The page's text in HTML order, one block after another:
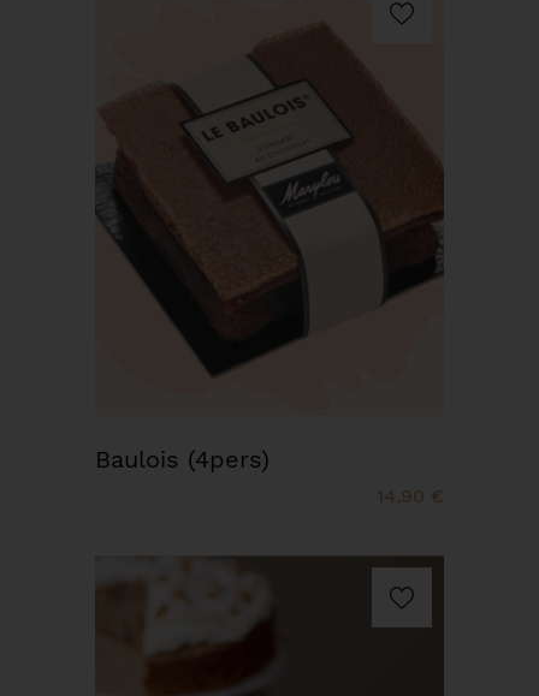
Baulois (4pers)
14,90 €